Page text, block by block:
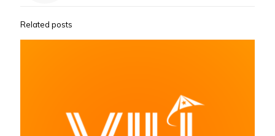
Related posts